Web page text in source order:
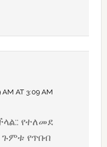
AM AT 3:09 AM
የተለመደ
ጉምቱ የጥበብ